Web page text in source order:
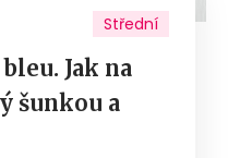
Střední
Jak na
šunkou a